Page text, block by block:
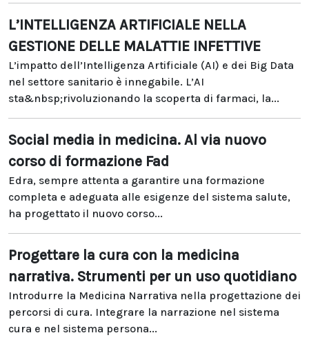
L’INTELLIGENZA ARTIFICIALE NELLA
GESTIONE DELLE MALATTIE INFETTIVE
L’impatto dell’Intelligenza Artificiale (AI) e dei Big Data
nel settore sanitario è innegabile. L’AI
sta&nbsp;rivoluzionando la scoperta di farmaci, la...
Social media in medicina. Al via nuovo
corso di formazione Fad
Edra, sempre attenta a garantire una formazione
completa e adeguata alle esigenze del sistema salute,
ha progettato il nuovo corso...
Progettare la cura con la medicina
narrativa. Strumenti per un uso quotidiano
Introdurre la Medicina Narrativa nella progettazione dei
percorsi di cura. Integrare la narrazione nel sistema
cura e nel sistema persona...